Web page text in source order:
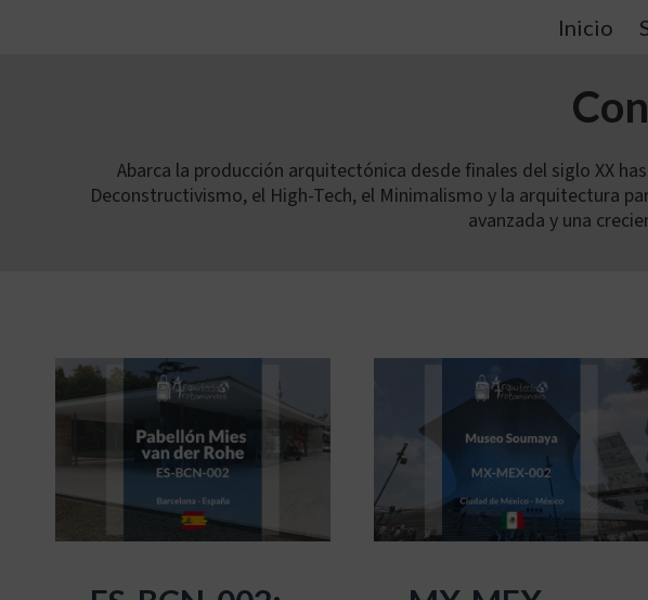
Inicio
Abarca la producción arquitectónica desde finales del siglo XX
Deconstructivismo, el High-Tech, el Minimalismo y la arquitectura
avanzada y una